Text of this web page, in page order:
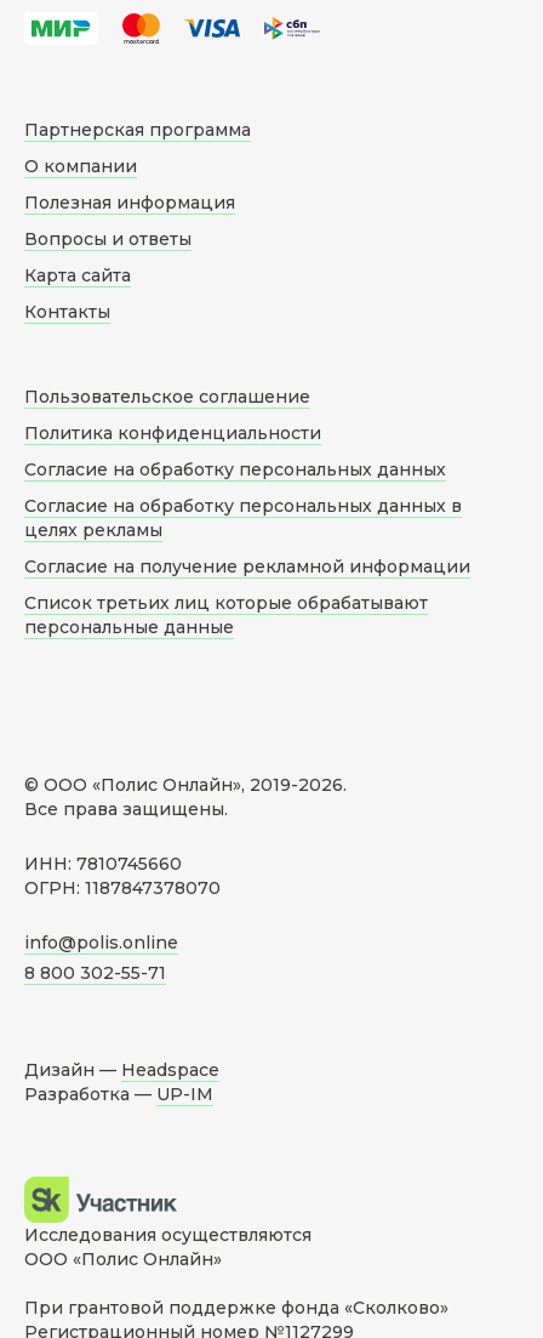
© ООО «Полис Онлайн», 2019-2026.
Все права защищены.
ИНН: 7810745660
ОГРН: 1187847378070
info@polis.online
8 800 302-55-71
Партнерская программа
О компании
Полезная информация
Вопросы и ответы
Карта сайта
Контакты
Пользовательское соглашение
Политика конфиденциальности
Согласие на обработку персональных данных
Согласие на обработку персональных данных в
целях рекламы
Согласие на получение рекламной информации
Список третьих лиц которые обрабатывают
персональные данные
Дизайн — Headspace
Разработка — UP-IM
Исследования осуществляются
ООО «Полис Онлайн»
При грантовой поддержке фонда «Сколково»
Регистрационный номер №1127299